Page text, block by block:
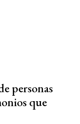
personas
que